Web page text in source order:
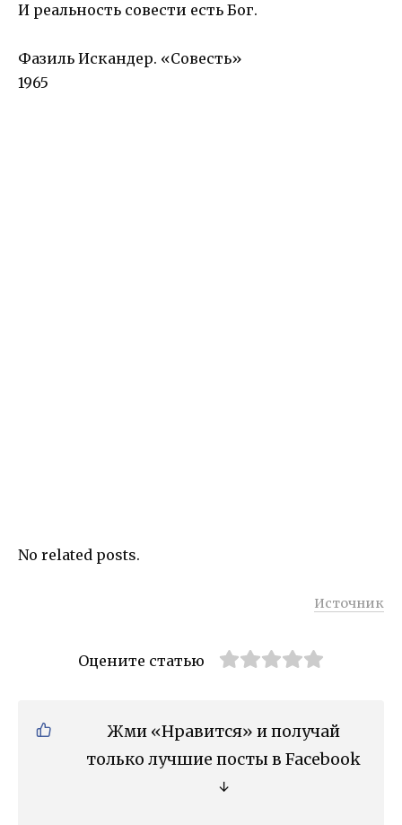
И реальность совести есть Бог.
Фазиль Искандер. «Совесть»
1965
No related posts.
Источник
Оцените статью
Жми «Нравится» и получай
только лучшие посты в Facebook
↓